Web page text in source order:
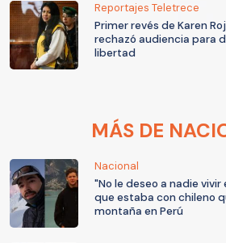
Reportajes Teletrece
Primer revés de Karen
rechazó audiencia para
libertad
MÁS DE
Nacional
"No le deseo a nadie
que estaba con chileno
montaña en Perú